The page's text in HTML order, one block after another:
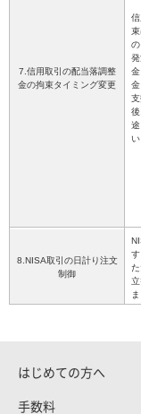
7.信用取引の配当落調整
金の拘束タイミング変更
い
8.NISA取引の日計り注文
制御
はじめての方へ
手数料